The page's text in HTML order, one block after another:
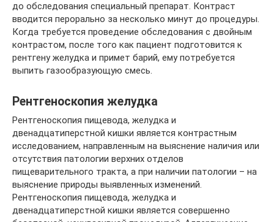
до обследования специальный препарат. Контраст
вводится перорально за несколько минут до процедуры.
Когда требуется проведение обследования с двойным
контрастом, после того как пациент подготовится к
рентгену желудка и примет барий, ему потребуется
выпить газообразующую смесь.
Рентгеноскопия желудка
Рентгеноскопия пищевода, желудка и
двенадцатиперстной кишки является контрастным
исследованием, направленным на выяснение наличия или
отсутствия патологии верхних отделов
пищеварительного тракта, а при наличии патологии – на
выяснение природы выявленных изменений.
Рентгеноскопия пищевода, желудка и
двенадцатиперстной кишки является совершенно